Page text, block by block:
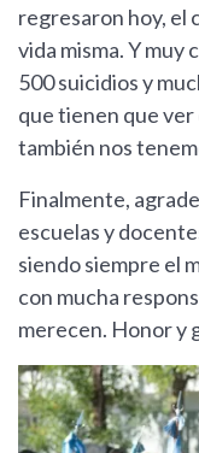
regresaron hoy, el
vida misma. Y muy
500 suicidios y
que tienen que ver
también nos
Finalmente,
escuelas y
siendo siempre el
con mucha
merecen. Honor y